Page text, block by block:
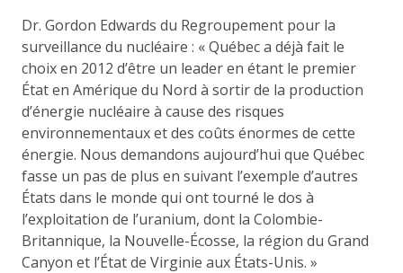
Dr. Gordon Edwards du Regroupement pour la
surveillance du nucléaire : « Québec a déjà fait le
choix en 2012 d’être un leader en étant le premier
État en Amérique du Nord à sortir de la production
d’énergie nucléaire à cause des risques
environnementaux et des coûts énormes de cette
énergie. Nous demandons aujourd’hui que Québec
fasse un pas de plus en suivant l’exemple d’autres
États dans le monde qui ont tourné le dos à
l’exploitation de l’uranium, dont la Colombie-
Britannique, la Nouvelle-Écosse, la région du Grand
Canyon et l’État de Virginie aux États-Unis. »